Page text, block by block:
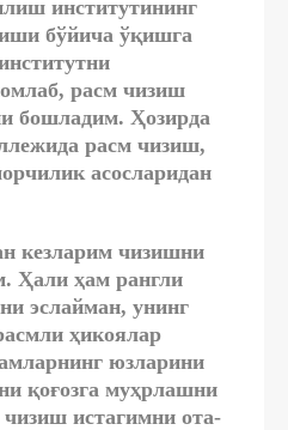
институтининг
бўйича ўқишга
расм чизиш
бошладим. Ҳозирда
расм чизиш,
асосларидан
кезларим чизишни
Ҳали ҳам рангли
эслайман, унинг
ҳикоялар
юзларини
қоғозга муҳрлашни
истагимни ота-